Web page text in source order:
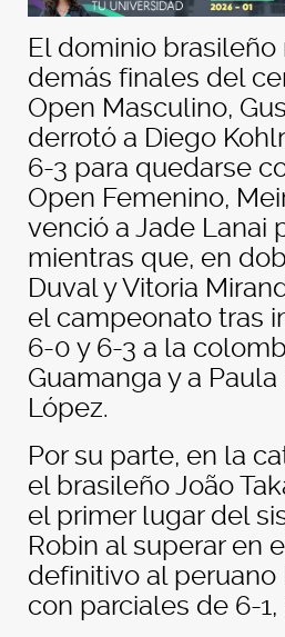
El dominio brasileño
demás finales del
Open Masculino,
derrotó a Diego
6-3 para quedarse
Open Femenino,
venció a Jade Lanai
mientras que, en
Duval y Vitoria
el campeonato tras
6-0 y 6-3 a la
Guamanga y a
López.
Por su parte, en la
el brasileño João
el primer lugar del
Robin al superar en
definitivo al peruano
con parciales de 6-1,